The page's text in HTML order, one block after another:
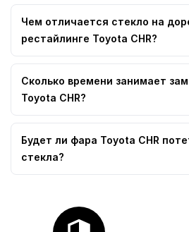
Чем отличается стекло на
рестайлинге Toyota CHR?
Сколько времени занимает
Toyota CHR?
Будет ли фара Toyota CHR
стекла?